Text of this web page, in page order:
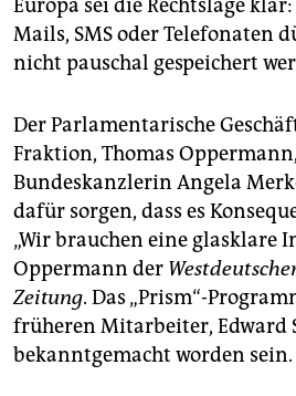
Europa sei die Rechtslage
Mails, SMS oder Telefonaten
nicht pauschal gespeichert
Der Parlamentarische
Fraktion, Thomas
Bundeskanzlerin Angela
dafür sorgen, dass es
„Wir brauchen eine glasklare
Oppermann der
Zeitung. Das „Prism“-
früheren Mitarbeiter, Edward
bekanntgemacht worden sein.